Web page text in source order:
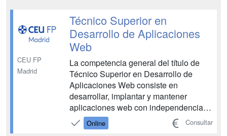
respecto a la formación profesional
clásica, desligánd...
CEU FP
Madrid
Técnico Superior en
Desarrollo de Aplicaciones
Web
La competencia general del título de
Técnico Superior en Desarrollo de
Aplicaciones Web consiste en
desarrollar, implantar y mantener
aplicaciones web con independencia
del modelo empleado y utilizando
tecnologías específicas, garantizando
Online Consultar